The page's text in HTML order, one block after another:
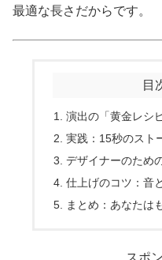
最適な長さだからです。
目
演出の「黄金レシ
実践：15秒のスト
デザイナーのため
仕上げのコツ：音
まとめ：あなたは
スポ